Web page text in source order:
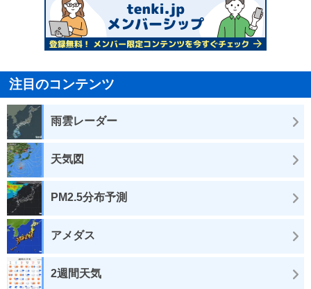
注目のコンテンツ
雨雲レーダー
天気図
PM2.5分布予測
アメダス
2週間天気